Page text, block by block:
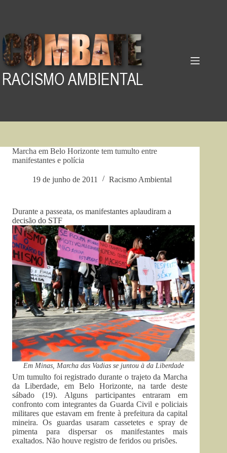
Marcha em Belo Horizonte tem tumulto entre
manifestantes e polícia
19 de junho de 2011 Racismo Ambiental
Durante a passeata, os manifestantes aplaudiram a
decisão do STF
Em Minas, Marcha das Vadias se juntou à da Liberdade
Um tumulto foi registrado durante o trajeto da Marcha
da Liberdade, em Belo Horizonte, na tarde deste
sábado (19). Alguns participantes entraram em
confronto com integrantes da Guarda Civil e policiais
militares que estavam em frente à prefeitura da capital
mineira. Os guardas usaram cassetetes e spray de
pimenta para dispersar os manifestantes mais
exaltados. Não houve registro de feridos ou prisões.